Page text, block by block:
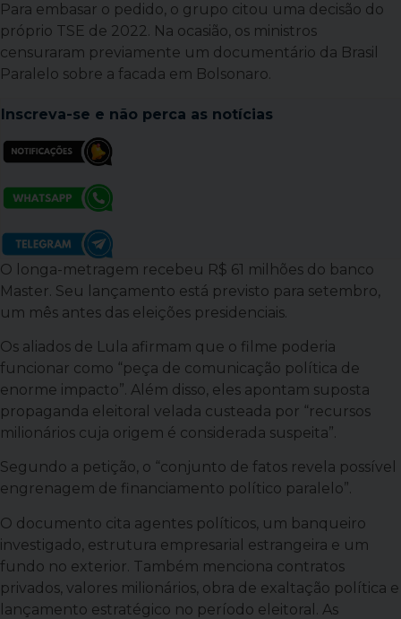
Para embasar o pedido, o grupo citou uma decisão do
próprio TSE de 2022. Na ocasião, os ministros
censuraram previamente um documentário da Brasil
Paralelo sobre a facada em Bolsonaro.
Inscreva-se e não perca as notícias
O longa-metragem recebeu R$ 61 milhões do banco
Master. Seu lançamento está previsto para setembro,
um mês antes das eleições presidenciais.
Os aliados de Lula afirmam que o filme poderia
funcionar como “peça de comunicação política de
enorme impacto”. Além disso, eles apontam suposta
propaganda eleitoral velada custeada por “recursos
milionários cuja origem é considerada suspeita”.
Segundo a petição, o “conjunto de fatos revela possível
engrenagem de financiamento político paralelo”.
O documento cita agentes políticos, um banqueiro
investigado, estrutura empresarial estrangeira e um
fundo no exterior. Também menciona contratos
privados, valores milionários, obra de exaltação política e
lançamento estratégico no período eleitoral. As